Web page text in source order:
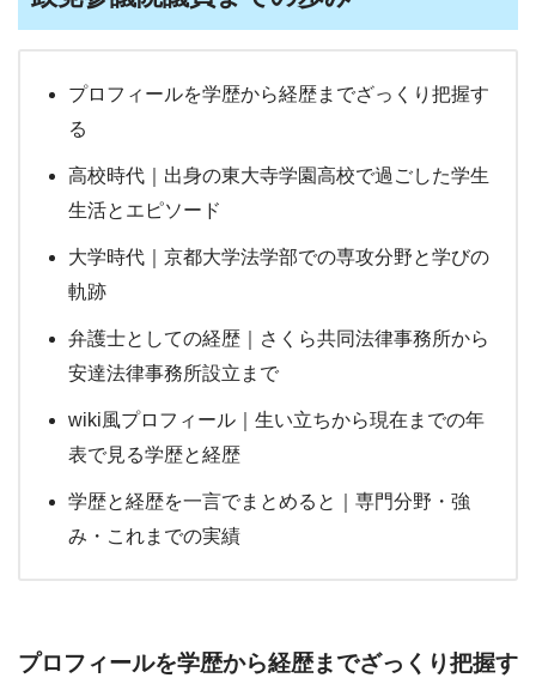
プロフィールを学歴から経歴までざっくり把握す
る
高校時代｜出身の東大寺学園高校で過ごした学生
生活とエピソード
大学時代｜京都大学法学部での専攻分野と学びの
軌跡
弁護士としての経歴｜さくら共同法律事務所から
安達法律事務所設立まで
wiki風プロフィール｜生い立ちから現在までの年
表で見る学歴と経歴
学歴と経歴を一言でまとめると｜専門分野・強
み・これまでの実績
プロフィールを学歴から経歴までざっくり把握す